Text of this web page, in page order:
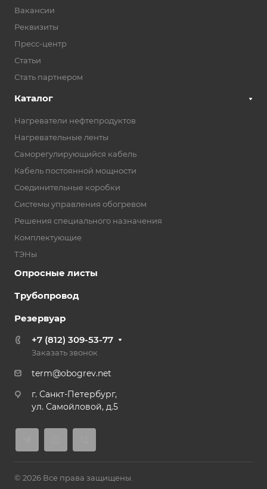
Вакансии
Реквизиты
Пресс-центр
Статьи
Стать партнером
Каталог
Нагреватели нефтепродуктов
Нагревательные ленты
Саморегулирующийся кабель
Кабель постоянной мощности
Соединительные коробки
Системы управления обогревом
Решения специального назначения
Комплектующие
ТЭНы
Опросные листы
Трубопровод
Резервуар
+7 (812) 309-53-77
Заказать звонок
term@obogrev.net
г. Санкт-Петербург,
ул. Самойловой, д.5
© 2026 Все права защищены.